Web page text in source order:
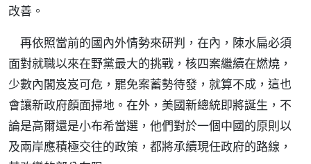
改善。
再依照當前的國內外情勢來研判，在內，陳水扁必須
面對就職以來在野黨最大的挑戰，核四案繼續在燃燒，
少數內閣岌岌可危，罷免案蓄勢待發，就算不成，這也
會讓新政府顏面掃地。在外，美國新總統即將誕生，不
論是高爾還是小布希當選，他們對於一個中國的原則以
及兩岸應積極交往的政策，都將承續現任政府的路線，